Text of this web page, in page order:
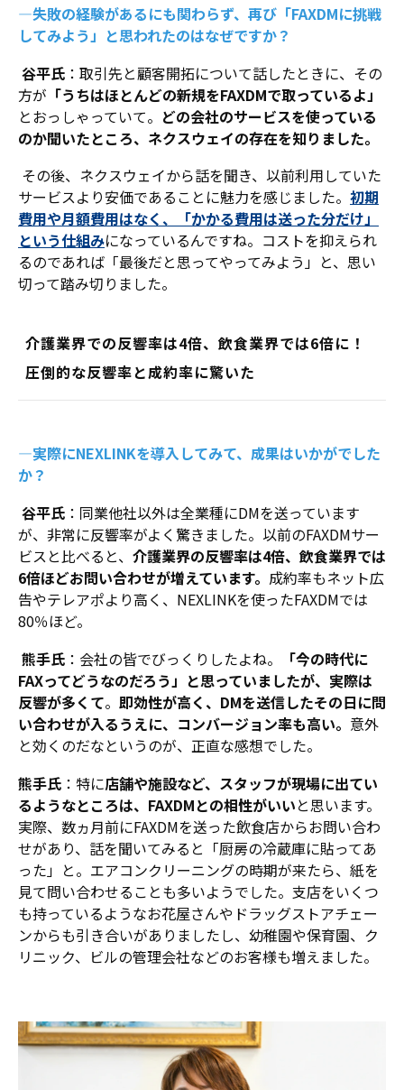
―失敗の経験があるにも関わらず、再び「FAXDMに挑戦
してみよう」と思われたのはなぜですか？
谷平氏 ：取引先と顧客開拓について話したときに、その
方が 「うちはほとんどの新規をFAXDMで取っているよ」
とおっしゃっていて。 どの会社のサービスを使っている
のか聞いたところ、ネクスウェイの存在を知りました。
その後、ネクスウェイから話を聞き、以前利用していた
サービスより安価であることに魅力を感じました。 初期
費用や月額費用はなく、「かかる費用は送った分だけ」
という仕組みになっているんですね。コストを抑えられ
るのであれば「最後だと思ってやってみよう」と、思い
切って踏み切りました。
介護業界での反響率は4倍、飲食業界では6倍に！
圧倒的な反響率と成約率に驚いた
―実際にNEXLINKを導入してみて、成果はいかがでした
か？
谷平氏 ：同業他社以外は全業種にDMを送っています
が、非常に反響率がよく驚きました。以前のFAXDMサー
ビスと比べると、 介護業界の反響率は4倍、飲食業界では
6倍ほどお問い合わせが増えています。 成約率もネット広
告やテレアポより高く、NEXLINKを使ったFAXDMでは
80％ほど。
熊手氏 ：会社の皆でびっくりしたよね。
「今の時代に
FAXってどうなのだろう」と思っていましたが、実際は
反響が多くて。 即効性が高く、DMを送信したその日に問
い合わせが入るうえに、コンバージョン率も高い。 意外
と効くのだなというのが、正直な感想でした。
熊手氏 ：特に店舗や施設など、スタッフが現場に出てい
るようなところは、FAXDMとの相性がいいと思います。
実際、数ヵ月前にFAXDMを送った飲食店からお問い合わ
せがあり、話を聞いてみると「厨房の冷蔵庫に貼ってあ
った」と。エアコンクリーニングの時期が来たら、紙を
見て問い合わせることも多いようでした。支店をいくつ
も持っているようなお花屋さんやドラッグストアチェー
ンからも引き合いがありましたし、幼稚園や保育園、ク
リニック、ビルの管理会社などのお客様も増えました。